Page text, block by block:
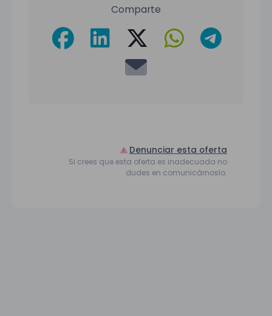
Comparte
Denunciar esta oferta
Si crees que esta oferta es inadecuada no
dudes en comunicárnoslo.